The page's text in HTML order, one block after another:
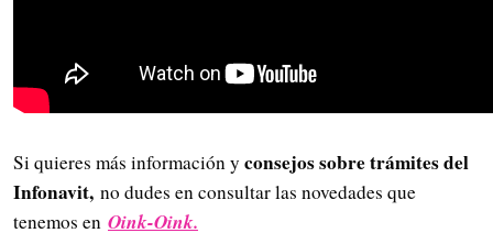
Si quieres más información y consejos sobre trámites del
Infonavit, no dudes en consultar las novedades que
tenemos en Oink-Oink.